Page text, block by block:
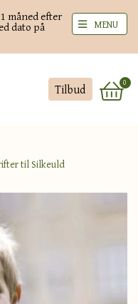
måned efter
dato på
Tilbud 0
MENU
til Silkeuld